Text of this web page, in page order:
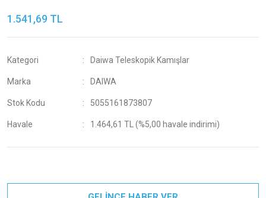
1.541,69 TL
Kategori Daiwa Teleskopik Kamışlar
Marka DAIWA
Stok Kodu 5055161873807
Havale 1.464,61 TL (%5,00 havale indirimi)